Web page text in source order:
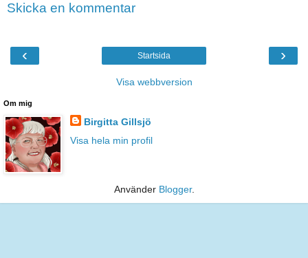
Skicka en kommentar
‹ ›
Startsida
Visa webbversion
Om mig
Birgitta Gillsjö
Visa hela min profil
Använder Blogger.